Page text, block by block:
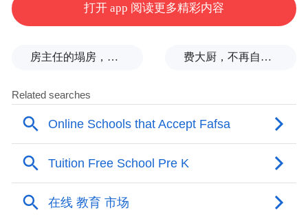
成长（山东）科技有限公司副总经理展新蕊
表示，公司秉持“把最宝贵的东西给予儿童”
理念，深入60余所托育中心打磨产品，累计
收集万名宝宝使用反馈，构建起科学、安
全、趣味的早教产品体系。未来，公司将以
打开 app 阅读更多精彩内容
房主任的塌房，一场“人设露馅” 费大厨，不再自称大王